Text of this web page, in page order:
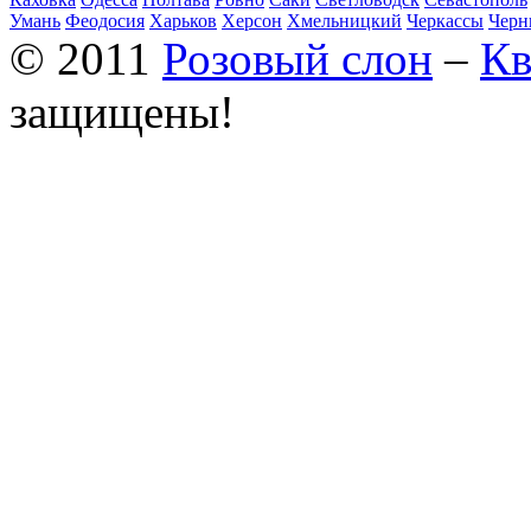
Умань Феодосия Харьков Херсон Хмельницкий Черкассы
© 2011 Розовый слон –
защищены!